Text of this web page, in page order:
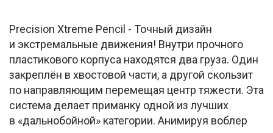
Precision Xtreme Pencil - Точный дизайн
и экстремальные движения! Внутри прочного
пластикового корпуса находятся два груза. Один
закреплён в хвостовой части, а другой скользит
по направляющим перемещая центр тяжести. Эта
система делает приманку одной из лучших
в «дальнобойной» категории. Анимируя воблер